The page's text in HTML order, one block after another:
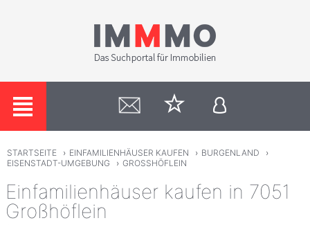
STARTSEITE › EINFAMILIENHÄUSER KAUFEN › BURGENLAND
›
EISENSTADT-UMGEBUNG
› GROSSHÖFLEIN
Einfamilienhäuser kaufen in 7051
Großhöflein